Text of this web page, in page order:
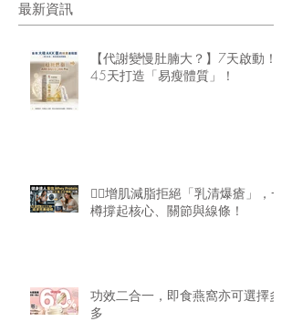
最新資訊
【代謝變慢肚腩大？】7天啟動！
45天打造「易瘦體質」！
🏋️‍♂️增肌減脂拒絕「乳清爆瘡」，一
樽撐起核心、關節與線條！
功效二合一，即食燕窩亦可選擇多
多